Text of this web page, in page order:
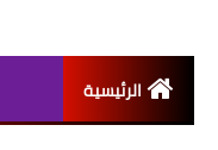
الرئيسية